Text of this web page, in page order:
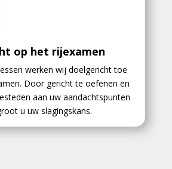
op het rijexamen
werken wij doelgericht toe
Door gericht te oefenen en
aan uw aandachtspunten
u uw slagingskans.